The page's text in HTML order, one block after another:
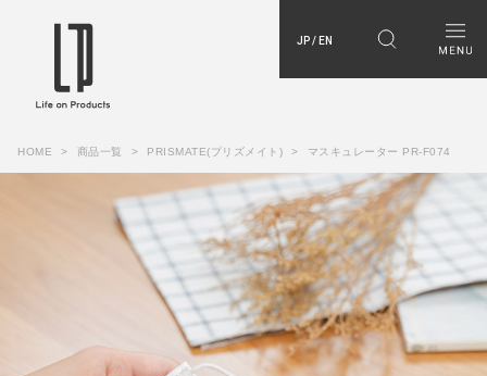
JP / EN
HOME 商品一覧 PRISMATE(プリズメイト) マスキュレーター PR-F074